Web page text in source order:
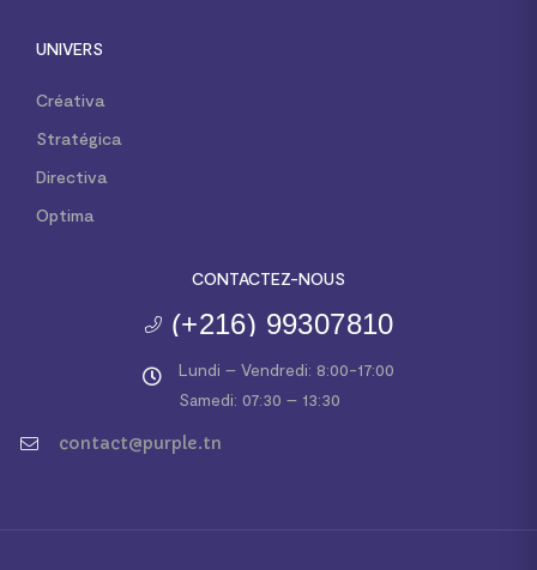
UNIVERS
Créativa
Stratégica
Directiva
Optima
CONTACTEZ-NOUS
(+216) 99307810
Lundi – Vendredi: 8:00-17:00
Samedi: 07:30 – 13:30
contact@purple.tn